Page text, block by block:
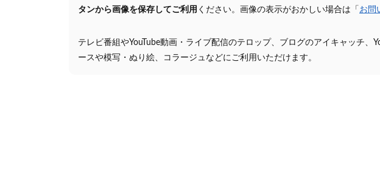
タンから画像を保存してご利用 ください。画像の表示がおかしい場合は「 お問
テレビ番組やYouTube動画・ライブ配信のテロップ、ブログのアイキャッチ、
ースや模写・ぬり絵、コラージュなどにご利用いただけます。